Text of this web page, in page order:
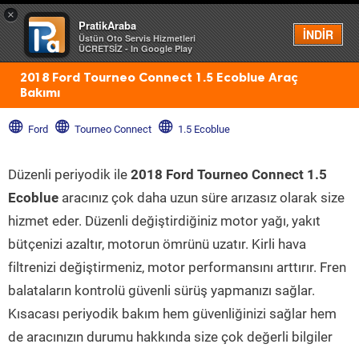
×
PratikAraba
Üstün Oto Servis Hizmetleri
ÜCRETSİZ - In Google Play
İNDİR
Menü
2018 Ford Tourneo Connect 1.5 Ecoblue Araç
Bakımı
Ford Tourneo Connect 1.5 Ecoblue
Düzenli periyodik ile 2018 Ford Tourneo Connect 1.5
Ecoblue aracınız çok daha uzun süre arızasız olarak size
hizmet eder. Düzenli değiştirdiğiniz motor yağı, yakıt
bütçenizi azaltır, motorun ömrünü uzatır. Kirli hava
filtrenizi değiştirmeniz, motor performansını arttırır. Fren
balataların kontrolü güvenli sürüş yapmanızı sağlar.
Kısacası periyodik bakım hem güvenliğinizi sağlar hem
de aracınızın durumu hakkında size çok değerli bilgiler